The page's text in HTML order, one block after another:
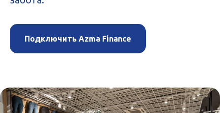
Подключить Azma Finance